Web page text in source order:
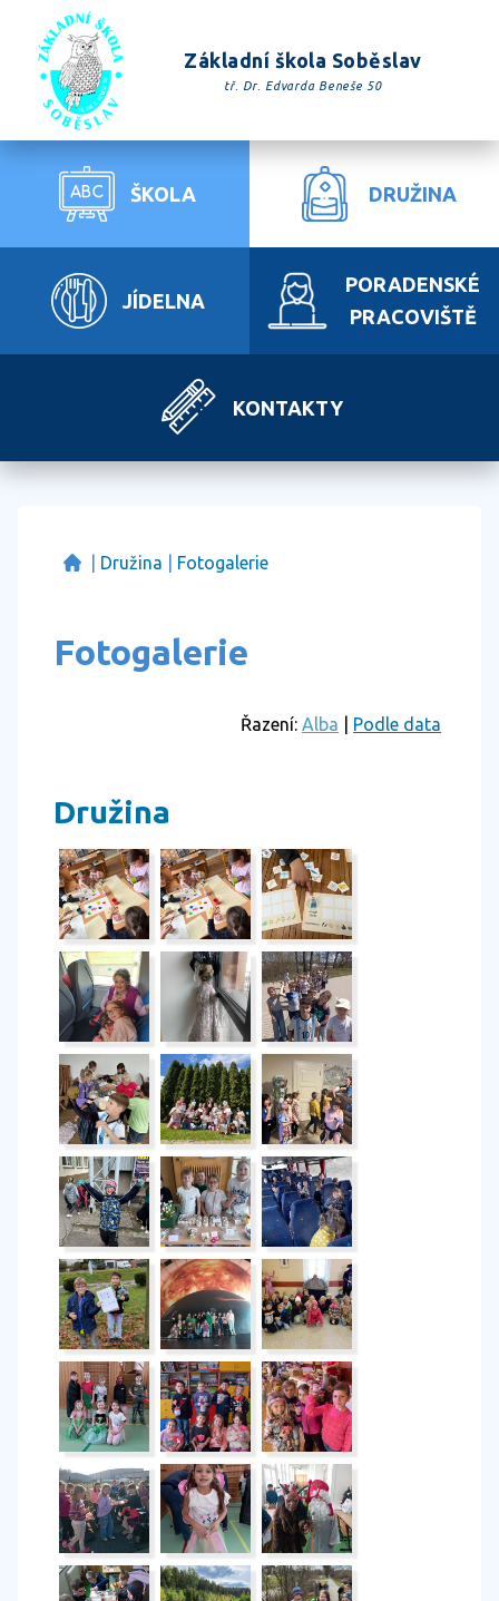
Základní škola Soběslav
tř. Dr. Edvarda Beneše 50
ŠKOLA DRUŽINA
JÍDELNA
PORADENSKÉ
PRACOVIŠTĚ
KONTAKTY
Družina Fotogalerie
Fotogalerie
Řazení: Alba Podle data
Družina